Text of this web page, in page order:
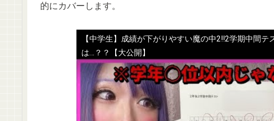
的にカバーします。
【中学生】成績が下がりやすい魔の中2‼️2学期中間
は…？？【大公開】